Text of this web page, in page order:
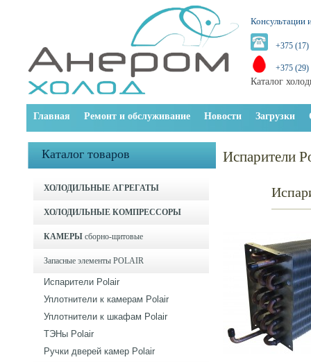
Консультации
+375 (17)
+375 (29)
Каталог
Главная Ремонт и обслуживание Новости Загрузки
Каталог товаров
ХОЛОДИЛЬНЫЕ АГРЕГАТЫ
ХОЛОДИЛЬНЫЕ КОМПРЕССОРЫ
КАМЕРЫ сборно-щитовые
Запасные элементы POLAIR
Испарители Polair
Уплотнители к камерам Polair
Уплотнители к шкафам Polair
ТЭНы Polair
Ручки дверей камер Polair
Испарители